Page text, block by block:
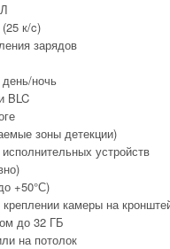
к/c)
зарядов
ночь
BLC
зоны детекции)
устройств
+50°С)
камеры на
до 32 ГБ
на потолок